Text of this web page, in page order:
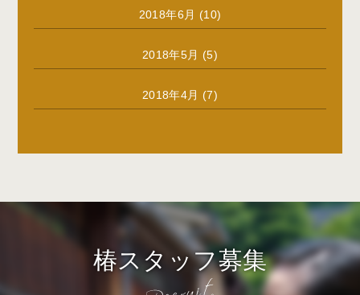
2018年6月 (10)
2018年5月 (5)
2018年4月 (7)
椿スタッフ募集